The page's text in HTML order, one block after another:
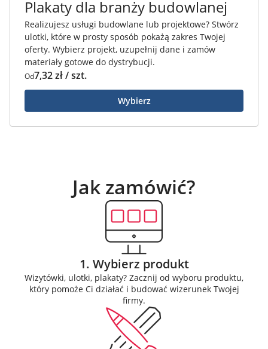
Plakaty dla branży budowlanej
Realizujesz usługi budowlane lub projektowe? Stwórz
ulotki, które w prosty sposób pokażą zakres Twojej
oferty. Wybierz projekt, uzupełnij dane i zamów
materiały gotowe do dystrybucji.
Od7,32 zł / szt.
Wybierz
Jak zamówić?
1. Wybierz produkt
Wizytówki, ulotki, plakaty? Zacznij od wyboru produktu,
który pomoże Ci działać i budować wizerunek Twojej
firmy.